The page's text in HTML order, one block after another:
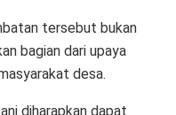
tersebut bukan
bagian dari upaya
desa.
diharapkan dapat